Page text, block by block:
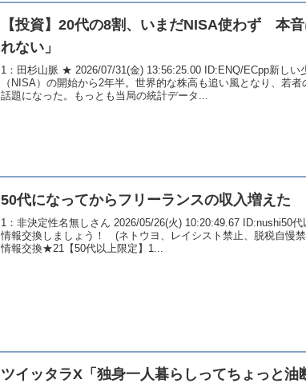
【投資】20代の8割、いまだNISA使わず 本
れない」
1：田杉山脈 ★ 2026/07/31(金) 13:56:25.00 ID:ENQ/ECpp新しい
（NISA）の開始から2年半。世界的な株高も追い風となり、若
話題になった。もっとも当局の統計データ...
50代になってからフリーランスの収入増えた
1：非決定性名無しさん 2026/05/26(火) 10:20:49.67 ID:nushi50
情報交換しましょう！ (ネトウヨ、レイシスト禁止、脱税自慢
情報交換★21【50代以上限定】1...
ツイッタラX「独身一人暮らしってちょっと油